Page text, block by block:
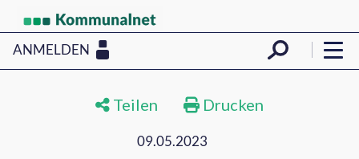
ANMELDEN
Teilen Drucken
09.05.2023